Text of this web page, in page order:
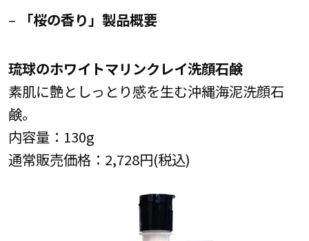
– 「桜の香り」製品概要
琉球のホワイトマリンクレイ洗顔石鹸
素肌に艶としっとり感を生む沖縄海泥洗顔石
鹸。
内容量：130g
通常販売価格：2,728円(税込)